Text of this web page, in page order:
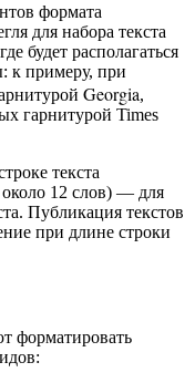
формата
для набора текста
будет располагаться
к примеру, при
Georgia,
гарнитурой Times
текста
12 слов) — для
Публикация текстов
при длине строки
форматировать